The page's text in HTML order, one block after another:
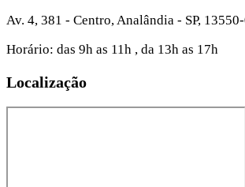
Av. 4, 381 - Centro, Analândia - SP,
Horário: das 9h as 11h , da 13h as 17h
Localização